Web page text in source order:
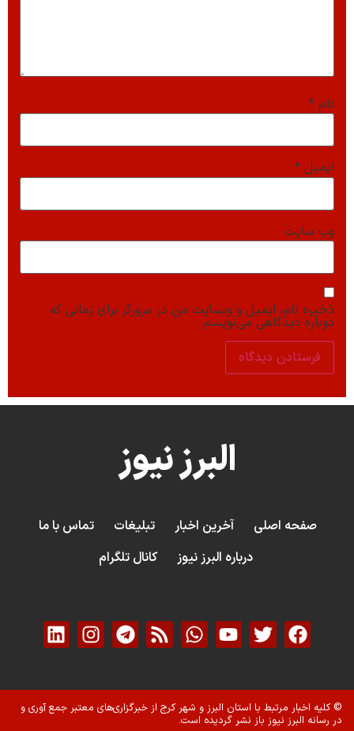
نام *
ایمیل *
وب‌ سایت
ذخیره نام، ایمیل و وبسایت من در مرورگر برای زمانی که
دوباره دیدگاهی می‌نویسم.
البرز نیوز
صفحه اصلی آخرین اخبار تبلیغات
تماس با ما
درباره البرز نیوز
کانال تلگرام
© کلیه اخبار مرتبط با استان البرز و شهر کرج از خبرگزاری‌های معتبر جمع آوری و
در رسانه البرز نیوز باز نشر گردیده است.